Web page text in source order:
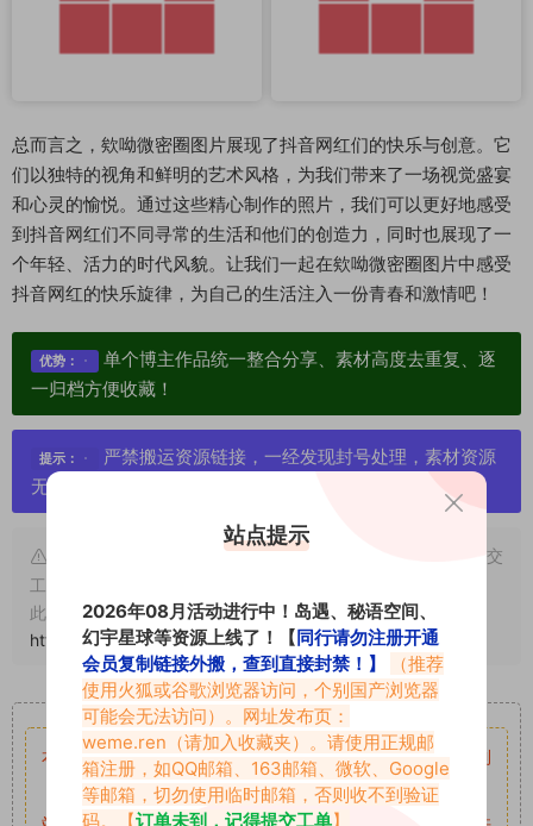
总而言之，欸呦微密圈图片展现了抖音网红们的快乐与创意。它
们以独特的视角和鲜明的艺术风格，为我们带来了一场视觉盛宴
和心灵的愉悦。通过这些精心制作的照片，我们可以更好地感受
到抖音网红们不同寻常的生活和他们的创造力，同时也展现了一
个年轻、活力的时代风貌。让我们一起在欸呦微密圈图片中感受
抖音网红的快乐旋律，为自己的生活注入一份青春和激情吧！
优势：
单个博主作品统一整合分享、素材高度去重复、逐
一归档方便收藏！
提示：
严禁搬运资源链接，一经发现封号处理，素材资源
无露点、需求请绕道，关闭本站网页！
申明：本文资源均来源网友分享，若侵犯了您的权限可以提交
工单处理。
此外本文章皆属于原创文章，转载请注明出处！原文链接：
https://www.abcjyw.com/2092.html
重要声明
本站资源均来自网络分享，如有侵犯你的权益请私信留言
收到
留言后，我们会第一时间进行审核后删除。
站点提示
2026年08月活动进行中！岛遇、秘语空间、
幻宇星球等资源上线了！【同行请勿注册开通
会员复制链接外搬，查到直接封禁！】
（推荐
使用火狐或谷歌浏览器访问，个别国产浏览器
可能会无法访问）。网址发布页：
weme.ren （请加入收藏夹）。请使用正规邮
箱注册，如QQ邮箱、163邮箱、微软、Google
等邮箱，切勿使用临时邮箱，否则收不到验证
码。【订单未到，记得提交工单】